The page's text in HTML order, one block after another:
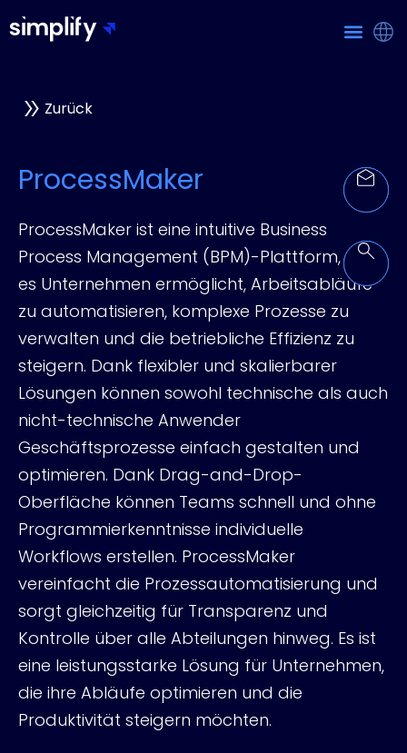
Zurück
ProcessMaker
ProcessMaker ist eine intuitive Business
Process Management (BPM)-Plattform, die
es Unternehmen ermöglicht, Arbeitsabläufe
zu automatisieren, komplexe Prozesse zu
verwalten und die betriebliche Effizienz zu
steigern. Dank flexibler und skalierbarer
Lösungen können sowohl technische als auch
nicht-technische Anwender
Geschäftsprozesse einfach gestalten und
optimieren. Dank Drag-and-Drop-
Oberfläche können Teams schnell und ohne
Programmierkenntnisse individuelle
Workflows erstellen. ProcessMaker
vereinfacht die Prozessautomatisierung und
sorgt gleichzeitig für Transparenz und
Kontrolle über alle Abteilungen hinweg. Es ist
eine leistungsstarke Lösung für Unternehmen,
die ihre Abläufe optimieren und die
Produktivität steigern möchten.